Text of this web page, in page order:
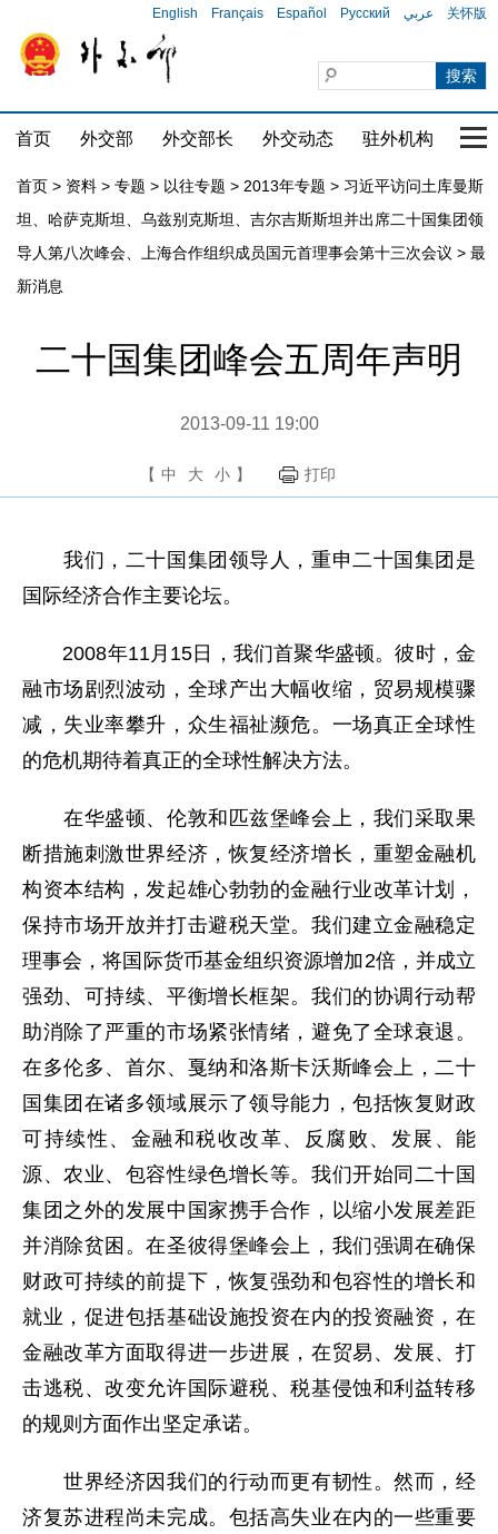
English Français Español Русский عربي 关怀版
首页 外交部 外交部长 外交动态 驻外机构 国
首页 > 资料 > 专题 > 以往专题 > 2013年专题 > 习近平访问土库曼斯
坦、哈萨克斯坦、乌兹别克斯坦、吉尔吉斯斯坦并出席二十国集团领
导人第八次峰会、上海合作组织成员国元首理事会第十三次会议 > 最
新消息
二十国集团峰会五周年声明
2013-09-11 19:00
【 中 大 小 】 打印
我们，二十国集团领导人，重申二十国集团是
国际经济合作主要论坛。
2008年11月15日，我们首聚华盛顿。彼时，金
融市场剧烈波动，全球产出大幅收缩，贸易规模骤
减，失业率攀升，众生福祉濒危。一场真正全球性
的危机期待着真正的全球性解决方法。
在华盛顿、伦敦和匹兹堡峰会上，我们采取果
断措施刺激世界经济，恢复经济增长，重塑金融机
构资本结构，发起雄心勃勃的金融行业改革计划，
保持市场开放并打击避税天堂。我们建立金融稳定
理事会，将国际货币基金组织资源增加2倍，并成立
强劲、可持续、平衡增长框架。我们的协调行动帮
助消除了严重的市场紧张情绪，避免了全球衰退。
在多伦多、首尔、戛纳和洛斯卡沃斯峰会上，二十
国集团在诸多领域展示了领导能力，包括恢复财政
可持续性、金融和税收改革、反腐败、发展、能
源、农业、包容性绿色增长等。我们开始同二十国
集团之外的发展中国家携手合作，以缩小发展差距
并消除贫困。在圣彼得堡峰会上，我们强调在确保
财政可持续的前提下，恢复强劲和包容性的增长和
就业，促进包括基础设施投资在内的投资融资，在
金融改革方面取得进一步进展，在贸易、发展、打
击逃税、改变允许国际避税、税基侵蚀和利益转移
的规则方面作出坚定承诺。
世界经济因我们的行动而更有韧性。然而，经
济复苏进程尚未完成。包括高失业在内的一些重要